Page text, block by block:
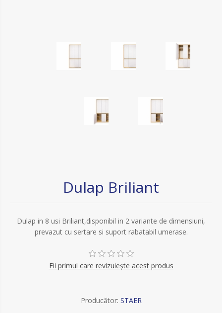
Dulap Briliant
Dulap in 8 usi Briliant,disponibil in 2 variante de dimensiuni,
prevazut cu sertare si suport rabatabil umerase.
Fii primul care revizuiește acest produs
Producător: STAER